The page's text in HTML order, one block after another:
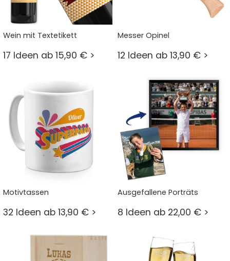
Wein mit Textetikett
17 Ideen ab 15,90 € >
Messer Opinel
12 Ideen ab 13,90 € >
Motivtassen
32 Ideen ab 13,90 € >
Ausgefallene Porträts
8 Ideen ab 22,00 € >